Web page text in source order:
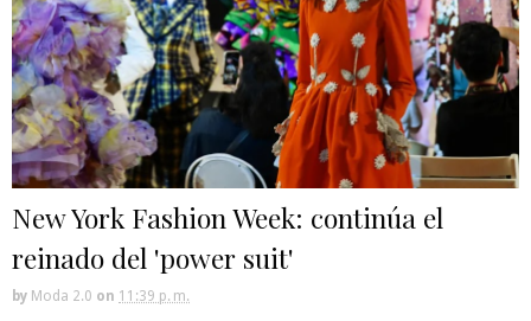
New York Fashion Week: continúa el
reinado del 'power suit'
by Moda 2.0 on 11:39 p. m.